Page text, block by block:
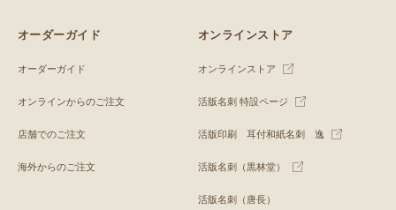
オーダーガイド
オーダーガイド
オンラインからのご注文
店舗でのご注文
海外からのご注文
オンラインストア
オンラインストア
活版名刺 特設ページ
活版印刷 耳付和紙名刺 逸
活版名刺（黒林堂）
活版名刺（唐長）